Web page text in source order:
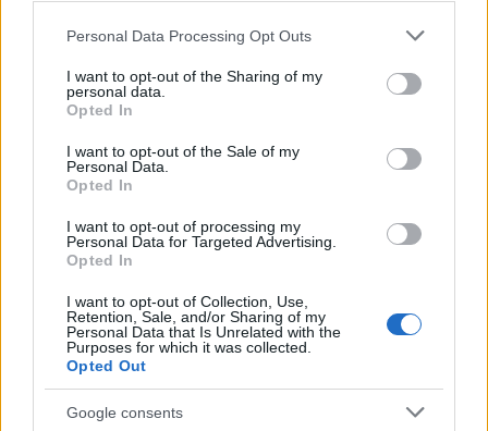
Please note that this website/app uses one or more Google
not limited to your visit or usage behaviour. You may click to
grant or deny consent to Google and its third-party tags to
use your data for below specified purposes in below Google
consent section.
Personal Data Processing Opt Outs
I want to opt-out of the Sharing of my
personal data.
Opted In
I want to opt-out of the Sale of my
Personal Data.
Opted In
I want to opt-out of processing my
Personal Data for Targeted Advertising.
Opted In
I want to opt-out of Collection, Use,
Retention, Sale, and/or Sharing of my
Personal Data that Is Unrelated with the
Purposes for which it was collected.
Opted Out
Google consents
Καιρός: Θυελλώδη μελτέμια από την Πέμπτη και
μικρή πτώση της θερμοκρασίας
νεφώσεις αναμένονται στην Εύβοια και την Κρήτη και από το
μεσημέρι γύρω από τα βόρεια ορεινά.
29.07.2026 21:58
Παπαϊωάννου